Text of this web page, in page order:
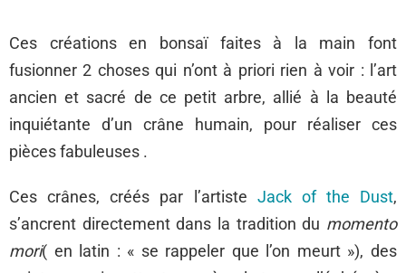
Ces créations en bonsaï faites à la main font
fusionner 2 choses qui n’ont à priori rien à voir : l’art
ancien et sacré de ce petit arbre, allié à la beauté
inquiétante d’un crâne humain, pour réaliser ces
pièces fabuleuses .
Ces crânes, créés par l’artiste Jack of the Dust,
s’ancrent directement dans la tradition du momento
mori( en latin : « se rappeler que l’on meurt »), des